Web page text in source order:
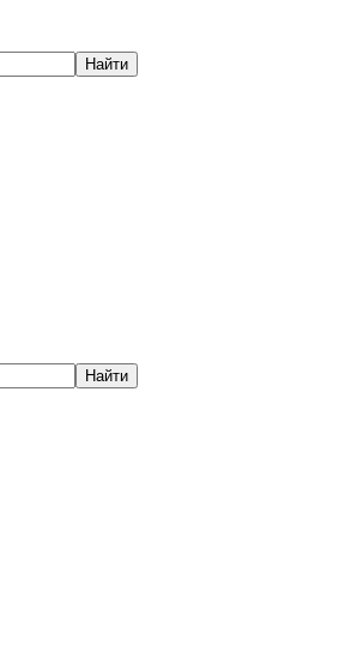
Найти
Найти